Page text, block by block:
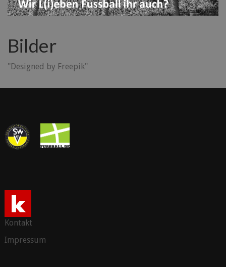
Bilder
"Designed by Freepik"
Kontakt
Impressum